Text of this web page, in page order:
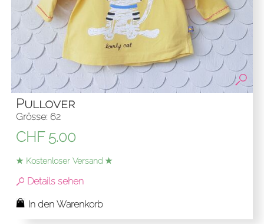
Pullover
Grösse: 62
CHF5.00
★ Kostenloser Versand ★
Details sehen